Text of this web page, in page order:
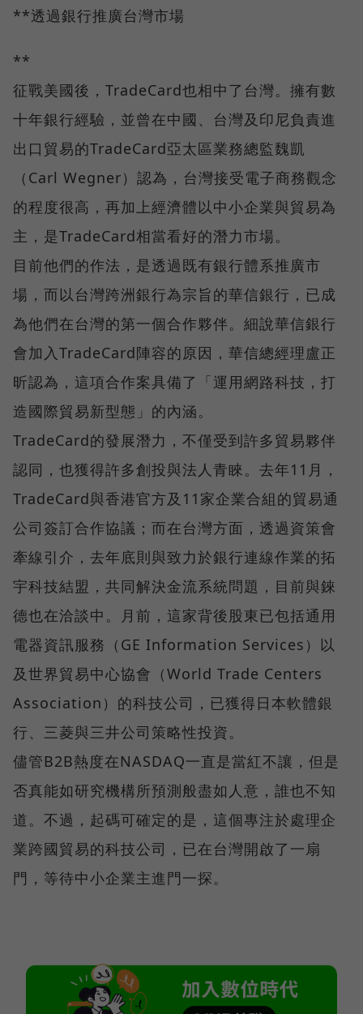
**透過銀行推廣台灣市場
**
征戰美國後，TradeCard也相中了台灣。擁有數
十年銀行經驗，並曾在中國、台灣及印尼負責進
出口貿易的TradeCard亞太區業務總監魏凱
（Carl Wegner）認為，台灣接受電子商務觀念
的程度很高，再加上經濟體以中小企業與貿易為
主，是TradeCard相當看好的潛力市場。
目前他們的作法，是透過既有銀行體系推廣市
場，而以台灣跨洲銀行為宗旨的華信銀行，已成
為他們在台灣的第一個合作夥伴。細說華信銀行
會加入TradeCard陣容的原因，華信總經理盧正
昕認為，這項合作案具備了「運用網路科技，打
造國際貿易新型態」的內涵。
TradeCard的發展潛力，不僅受到許多貿易夥伴
認同，也獲得許多創投與法人青睞。去年11月，
TradeCard與香港官方及11家企業合組的貿易通
公司簽訂合作協議；而在台灣方面，透過資策會
牽線引介，去年底則與致力於銀行連線作業的拓
宇科技結盟，共同解決金流系統問題，目前與錸
德也在洽談中。月前，這家背後股東已包括通用
電器資訊服務（GE Information Services）以
及世界貿易中心協會（World Trade Centers
Association）的科技公司，已獲得日本軟體銀
行、三菱與三井公司策略性投資。
儘管B2B熱度在NASDAQ一直是當紅不讓，但是
否真能如研究機構所預測般盡如人意，誰也不知
道。不過，起碼可確定的是，這個專注於處理企
業跨國貿易的科技公司，已在台灣開啟了一扇
門，等待中小企業主進門一探。